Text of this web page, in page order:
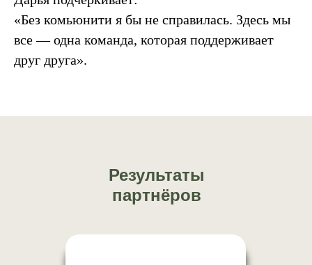
«Без комьюнити я бы не справилась. Здесь мы
все — одна команда, которая поддерживает
друг друга».
Результаты
партнёров